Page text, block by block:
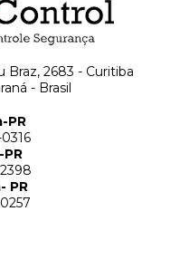
Braz, 2683 - Curitiba
- Brasil
PR
PR